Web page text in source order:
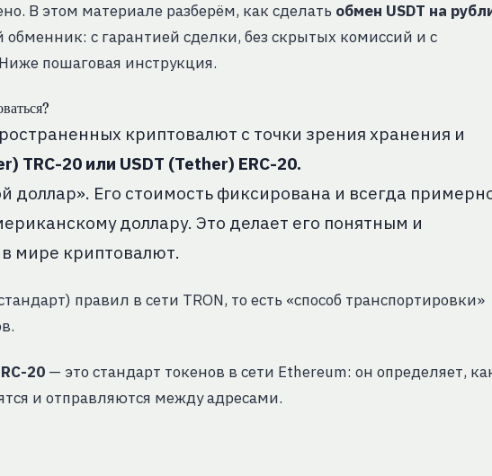
В этом материале разберём, как сделать обмен USDT на
с гарантией сделки, без скрытых комиссий и с
пошаговая инструкция.
криптовалют с точки зрения хранения и
TRC-20 или USDT (Tether) ERC-20.
доллар». Его стоимость фиксирована и всегда
доллару. Это делает его понятным и
мире криптовалют.
правил в сети TRON, то есть «способ транспортировки»
20 — это стандарт токенов в сети Ethereum: он определяет,
и отправляются между адресами.